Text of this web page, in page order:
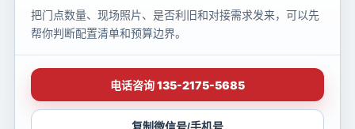
把门点数量、现场照片、是否利旧和对接需求发来，可以先
帮你判断配置清单和预算边界。
电话咨询 135-2175-5685